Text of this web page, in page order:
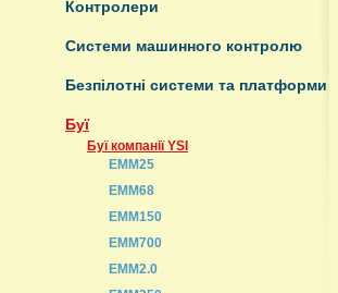
Контролери
Системи машинного контролю
Безпілотні системи та платформи
Буї
Буї компанії YSI
EMM25
EMM68
EMM150
EMM700
EMM2.0